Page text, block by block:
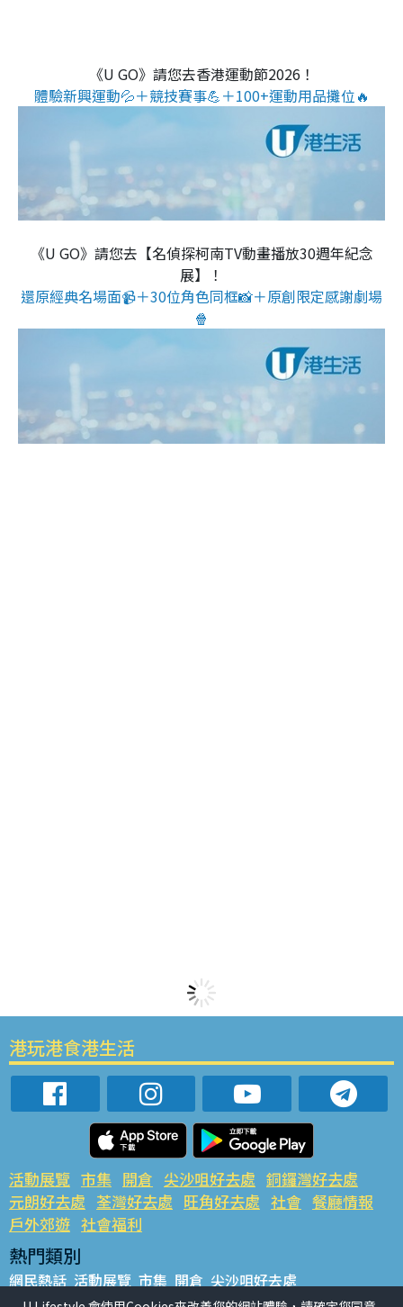
《U GO》請您去香港運動節2026！
體驗新興運動💦＋競技賽事💪＋100+運動用品攤位🔥
《U GO》請您去【名偵探柯南TV動畫播放30週年紀念
展】！
還原經典名場面📹＋30位角色同框📸＋原創限定感謝劇場
🍿
港玩港食港生活
活動展覽 市集 開倉 尖沙咀好去處 銅鑼灣好去處
元朗好去處 荃灣好去處 旺角好去處 社會 餐廳情報
戶外郊遊 社會福利
熱門類別
網民熱話 活動展覽 市集 開倉 尖沙咀好去處
銅鑼灣好去處 元朗好去處 荃灣好去處 旺角好去處 社會